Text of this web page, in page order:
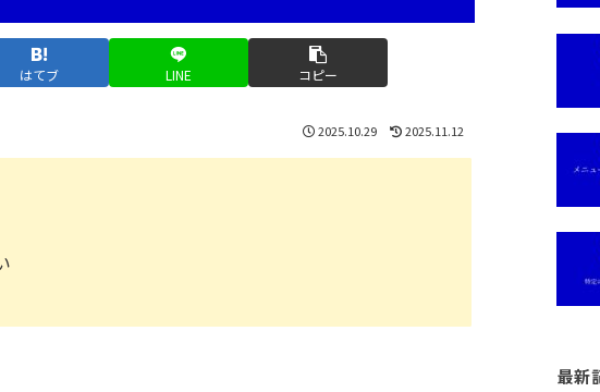
はてブ LINE コピー
2025.10.29 2025.11.12
最新